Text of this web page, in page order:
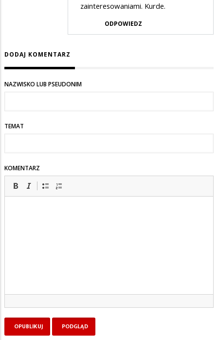
odpowiedzi
zainteresowaniami. Kurde.
ODPOWIEDZ
DODAJ KOMENTARZ
NAZWISKO LUB PSEUDONIM
TEMAT
KOMENTARZ